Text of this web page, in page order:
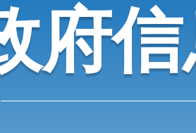
府